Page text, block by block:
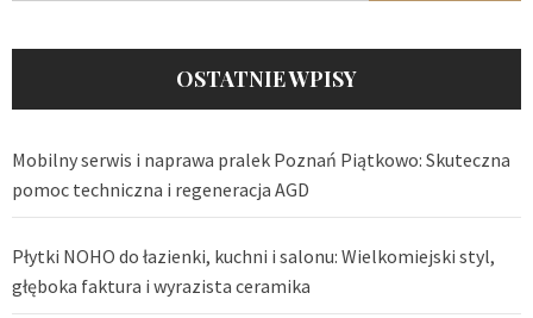
OSTATNIE WPISY
Mobilny serwis i naprawa pralek Poznań Piątkowo: Skuteczna
pomoc techniczna i regeneracja AGD
Płytki NOHO do łazienki, kuchni i salonu: Wielkomiejski styl,
głęboka faktura i wyrazista ceramika